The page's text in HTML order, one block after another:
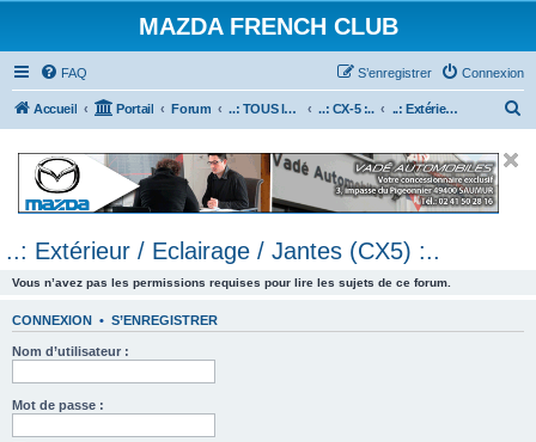
MAZDA FRENCH CLUB
FAQ Connexion
S’enregistrer
Accueil Portail Forum ..: TOUS les Véhicules MAZDA :.. ..: CX-5 :.. ..: Extérieur / Eclairage / Jantes (CX5) :..
e
..: Extérieur / Eclairage / Jantes (CX5) :..
Vous n’avez pas les permissions requises pour lire les sujets de ce forum.
CONNEXION • S’ENREGISTRER
Nom d’utilisateur :
Mot de passe :